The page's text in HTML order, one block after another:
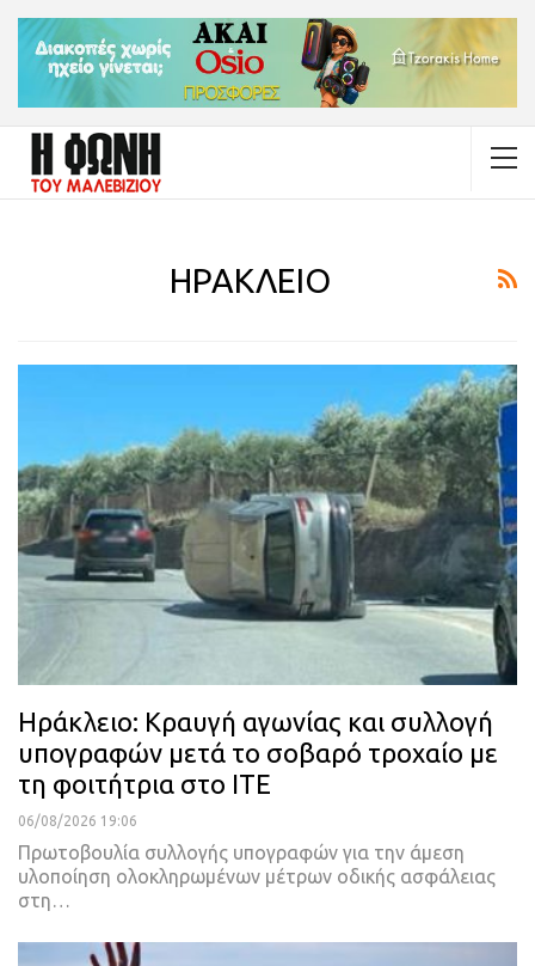
ΗΡΑΚΛΕΙΟ
Ηράκλειο: Κραυγή αγωνίας και συλλογή
υπογραφών μετά το σοβαρό τροχαίο με
τη φοιτήτρια στο ΙΤΕ
06/08/2026 19:06
Πρωτοβουλία συλλογής υπογραφών για την άμεση
υλοποίηση ολοκληρωμένων μέτρων οδικής ασφάλειας
στη…